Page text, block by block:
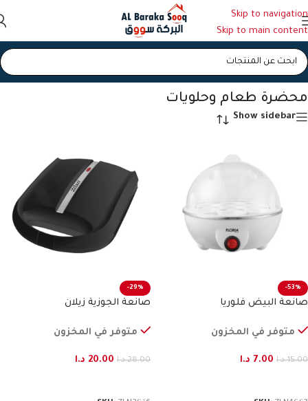
Skip to navigation
Skip to main content
الرئيسية/محضرة طعام وحلويات/الصفحة 3
محضرة طعام وحلويات
Show sidebar
-53%
صانعة البيض فلوريا
متوفر في المخزون
15.00 د.ا 7.00 د.ا
-29%
صانعة الجوزية زيلان
متوفر في المخزون
28.00 د.ا 20.00 د.ا